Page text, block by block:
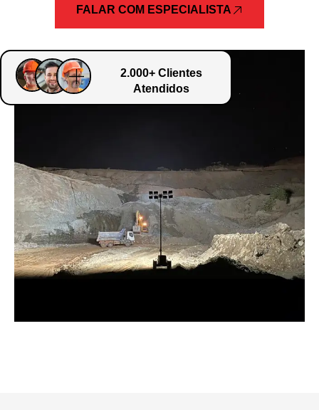
FALAR COM ESPECIALISTA
2.000+ Clientes
Atendidos